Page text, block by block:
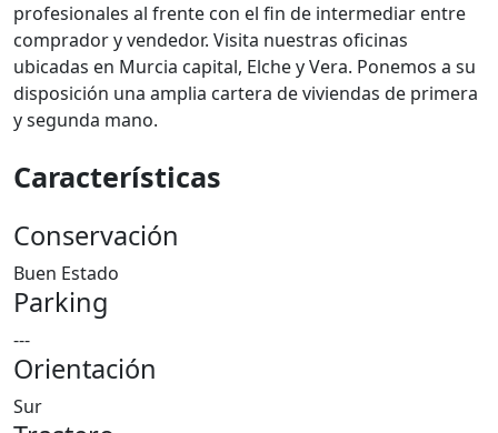
profesionales al frente con el fin de intermediar entre
comprador y vendedor. Visita nuestras oficinas
ubicadas en Murcia capital, Elche y Vera. Ponemos a su
disposición una amplia cartera de viviendas de primera
y segunda mano.
Características
Conservación
Buen Estado
Parking
---
Orientación
Sur